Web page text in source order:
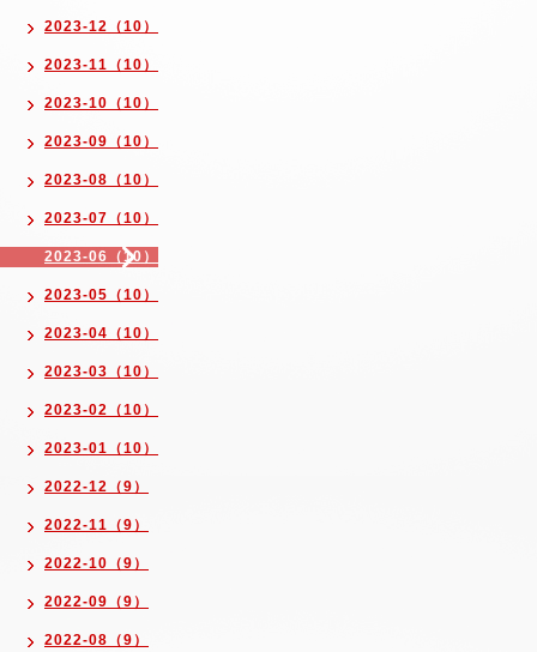
2023-12（10）
2023-11（10）
2023-10（10）
2023-09（10）
2023-08（10）
2023-07（10）
2023-06（10）
2023-05（10）
2023-04（10）
2023-03（10）
2023-02（10）
2023-01（10）
2022-12（9）
2022-11（9）
2022-10（9）
2022-09（9）
2022-08（9）